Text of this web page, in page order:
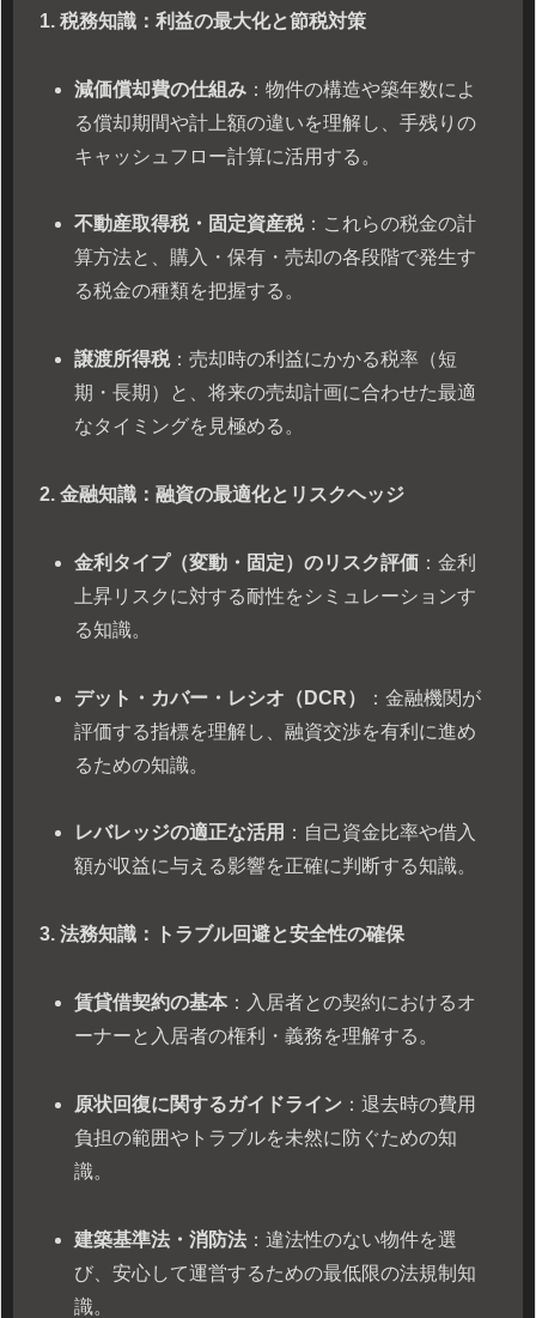
1. 税務知識：利益の最大化と節税対策
減価償却費の仕組み ：物件の構造や築年数によ
る償却期間や計上額の違いを理解し、手残りの
キャッシュフロー計算に活用する。
不動産取得税・固定資産税：これらの税金の計
算方法と、購入・保有・売却の各段階で発生す
る税金の種類を把握する。
譲渡所得税：売却時の利益にかかる税率（短
期・長期）と、将来の売却計画に合わせた最適
なタイミングを見極める。
2. 金融知識：融資の最適化とリスクヘッジ
金利タイプ（変動・固定）のリスク評価 ：金利
上昇リスクに対する耐性をシミュレーションす
る知識。
デット・カバー・レシオ（DCR）
：金融機関が
評価する指標を理解し、融資交渉を有利に進め
るための知識。
レバレッジの適正な活用 ：自己資金比率や借入
額が収益に与える影響を正確に判断する知識。
3. 法務知識：トラブル回避と安全性の確保
賃貸借契約の基本 ：入居者との契約におけるオ
ーナーと入居者の権利・義務を理解する。
原状回復に関するガイドライン ：退去時の費用
負担の範囲やトラブルを未然に防ぐための知
識。
建築基準法・消防法 ：違法性のない物件を選
び、安心して運営するための最低限の法規制知
識。